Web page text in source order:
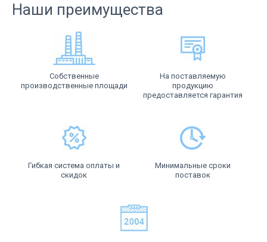
Наши преимущества
Собственные
производственные площади
На поставляемую
продукцию
предоставляется гарантия
Гибкая система оплаты и
скидок
Минимальные сроки
поставок